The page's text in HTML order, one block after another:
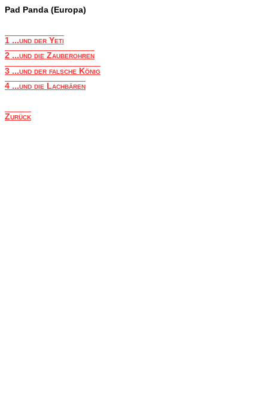
Pad Panda (Europa)
1 ...und der Yeti
2 ...und die Zauberohren
3 ...und der falsche König
4 ...und die Lachbären
Zurück